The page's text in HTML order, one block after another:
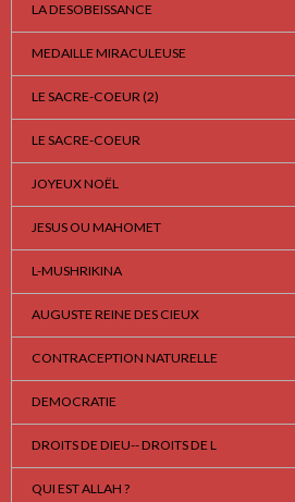
LA DESOBEISSANCE
MEDAILLE MIRACULEUSE
LE SACRE-COEUR (2)
LE SACRE-COEUR
JOYEUX NOËL
JESUS OU MAHOMET
L-MUSHRIKINA
AUGUSTE REINE DES CIEUX
CONTRACEPTION NATURELLE
DEMOCRATIE
DROITS DE DIEU-- DROITS DE L
QUI EST ALLAH ?